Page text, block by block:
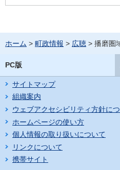
ホーム > 町政情報 > 広聴 > 播磨圏
PC版
サイトマップ
組織案内
ウェブアクセシビリティ方針に
ホームページの使い方
個人情報の取り扱いについて
リンクについて
携帯サイト